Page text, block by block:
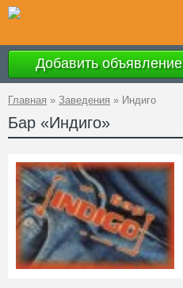
Добавить объявление
Главная » Заведения » Индиго
Бар «Индиго»